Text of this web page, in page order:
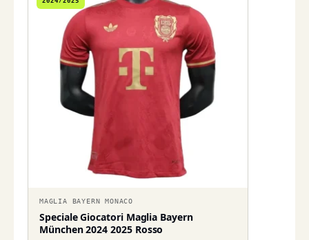
MAGLIA BAYERN MONACO
Speciale Giocatori Maglia Bayern
München 2024 2025 Rosso